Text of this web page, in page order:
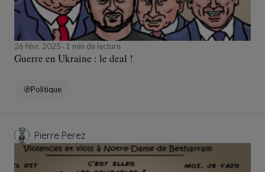
26 févr. 2025 1 min de lecture
Guerre en Ukraine : le deal !
Politique
Pierre Perez